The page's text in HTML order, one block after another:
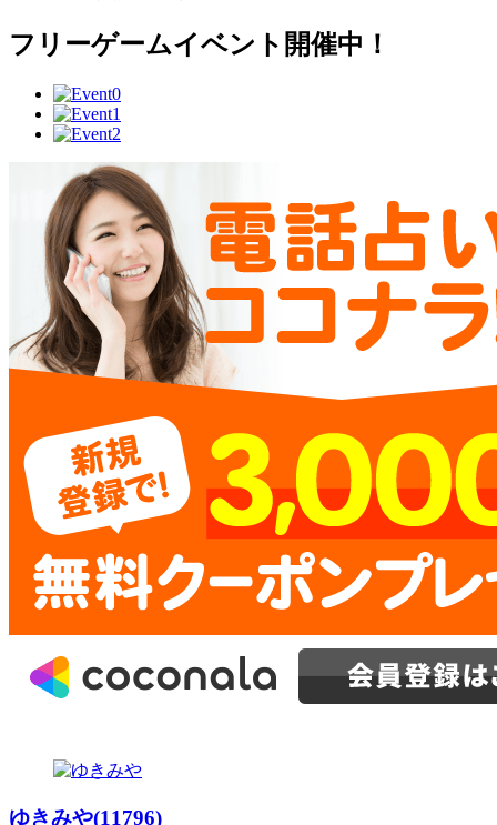
フリーゲームイベント開催中！
ゆきみや(11796)